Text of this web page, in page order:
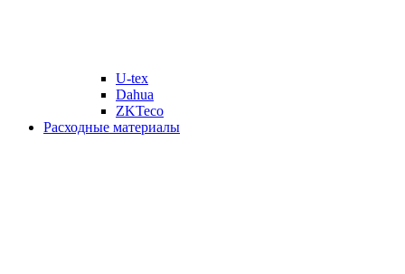
U-tex
Dahua
ZKTeco
Расходные материалы